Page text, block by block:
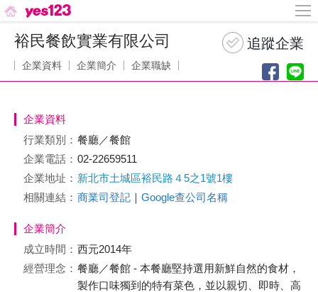
裕民餐飲實業有限公司
企業資料 企業簡介 企業職缺
企業資料
行業類別： 餐廳／餐館
企業電話： 02-22659511
企業地址： 新北市土城區裕民路４5之1號1樓
相關連結： 商業司登記 ｜ Google查公司名稱
企業簡介
成立時間： 西元2014年
經營理念： 餐廳／餐館 - 本餐廳堅持選用新鮮自然的食材，
製作口味獨到的特有菜色，並以親切、即時、高